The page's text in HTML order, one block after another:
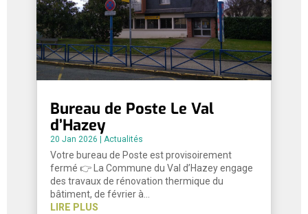
Bureau de Poste Le Val
d’Hazey
20 Jan 2026 Actualités
Votre bureau de Poste est provisoirement
fermé 👉 La Commune du Val d’Hazey engage
des travaux de rénovation thermique du
bâtiment, de février à…
LIRE PLUS